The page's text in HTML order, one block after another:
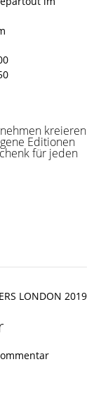
kreieren
Editionen
für jeden
LONDON 2019